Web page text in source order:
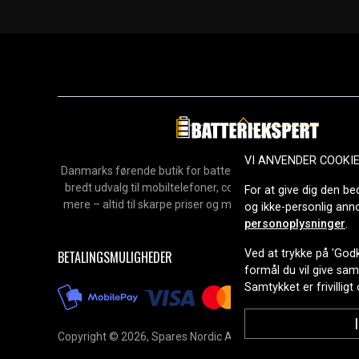
Sportsman 450 HO (–2026)
Kawasaki
Mule 4010 4x4 (–2024)
Havemaskiner
Stiga
Park 340 / 420 / 520 / 540 / 640 / 720 / 740-serien
Park Pro 16 & 25 4WD
Danmarks førende butik for batterier, opladere og
bredt udvalg til mobiltelefoner, computere, værktøj,
mere – altid til skarpe priser og med hurtig levering.
2006.
BETALINGSMULIGHEDER
Copyright © 2026, Spares Nordic AB
VI ANVENDER
For at give dig den
og ikke-personlig
personoplysninger.
Ved at trykke på
formål du vil give
Samtykket er frivilligt